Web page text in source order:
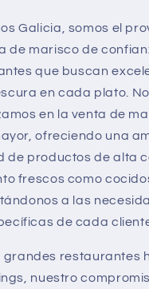
Galicia, somos el
de marisco de
que buscan
en cada plato.
en la venta de
ofreciendo una
de productos de alta
frescos como
a las
de cada
grandes restaurantes
nuestro